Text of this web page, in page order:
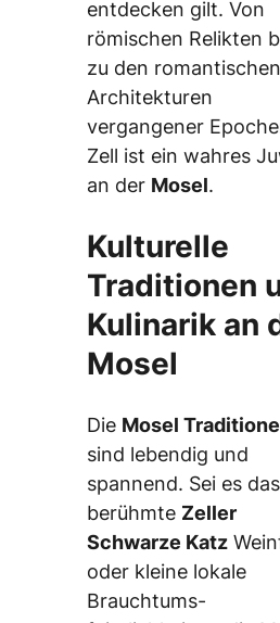
entdecken gilt. Von
römischen Relikten
zu den romantischen
Architekturen
vergangener
Zell ist ein wahres
an der Mosel.
Kulturelle
Traditionen
Kulinarik an
Mosel
Die Mosel
sind lebendig und
spannend. Sei es das
berühmte Zeller
Schwarze Katz
oder kleine lokale
Brauchtums-